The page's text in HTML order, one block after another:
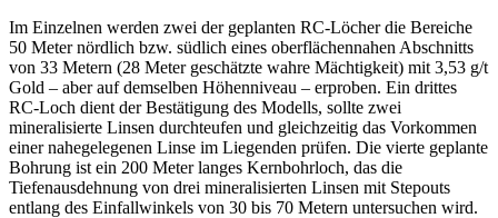
Im Einzelnen werden zwei der geplanten RC-Löcher die Bereiche
50 Meter nördlich bzw. südlich eines oberflächennahen Abschnitts
von 33 Metern (28 Meter geschätzte wahre Mächtigkeit) mit 3,53 g/t
Gold – aber auf demselben Höhenniveau – erproben. Ein drittes
RC-Loch dient der Bestätigung des Modells, sollte zwei
mineralisierte Linsen durchteufen und gleichzeitig das Vorkommen
einer nahegelegenen Linse im Liegenden prüfen. Die vierte geplante
Bohrung ist ein 200 Meter langes Kernbohrloch, das die
Tiefenausdehnung von drei mineralisierten Linsen mit Stepouts
entlang des Einfallwinkels von 30 bis 70 Metern untersuchen wird.